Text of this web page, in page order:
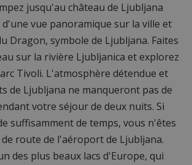
jusqu'au château de Ljubljana
vue panoramique sur la ville et
Dragon, symbole de Ljubljana. Faites
sur la rivière Ljubljanica et explorez
Tivoli. L'atmosphère détendue et
de Ljubljana ne manqueront pas de
votre séjour de deux nuits. Si
suffisamment de temps, vous n'êtes
route de l'aéroport de Ljubljana.
des plus beaux lacs d'Europe, qui